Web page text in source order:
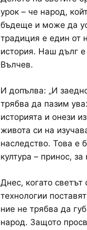
урок – че народ,
бъдеще и може да
традиция е един от
история. Наш дълг
Вълчев.
И допълва: „И
трябва да пазим
историята и онези
живота си на
наследство. Това е
култура – принос,
Днес, когато светът
технологии
ние не трябва да
народ. Защото